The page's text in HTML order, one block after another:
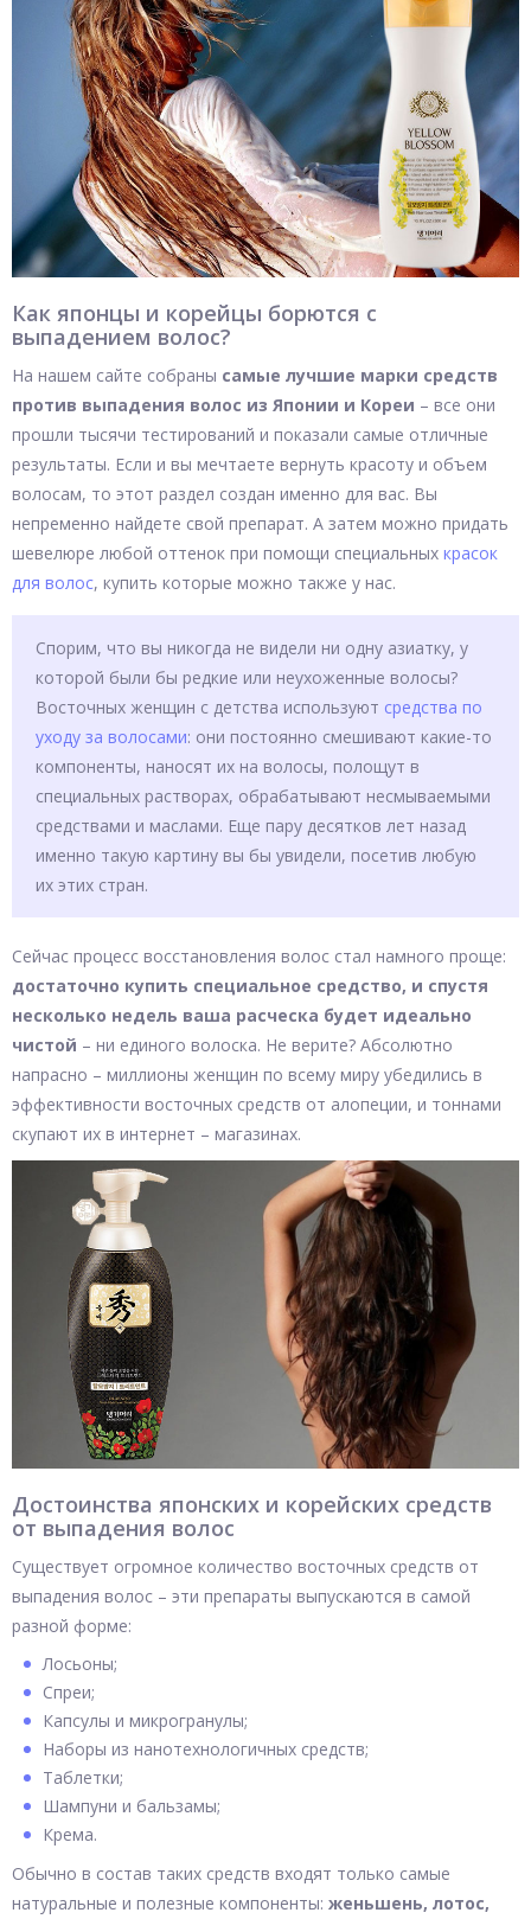
Как японцы и корейцы борются с
выпадением волос?
На нашем сайте собраны самые лучшие марки средств
против выпадения волос из Японии и Кореи – все они
прошли тысячи тестирований и показали самые отличные
результаты. Если и вы мечтаете вернуть красоту и объем
волосам, то этот раздел создан именно для вас. Вы
непременно найдете свой препарат. А затем можно придать
шевелюре любой оттенок при помощи специальных красок
для волос, купить которые можно также у нас.
Спорим, что вы никогда не видели ни одну азиатку, у
которой были бы редкие или неухоженные волосы?
Восточных женщин с детства используют средства по
уходу за волосами: они постоянно смешивают какие-то
компоненты, наносят их на волосы, полощут в
специальных растворах, обрабатывают несмываемыми
средствами и маслами. Еще пару десятков лет назад
именно такую картину вы бы увидели, посетив любую
их этих стран.
Сейчас процесс восстановления волос стал намного проще:
достаточно купить специальное средство, и спустя
несколько недель ваша расческа будет идеально
чистой – ни единого волоска. Не верите? Абсолютно
напрасно – миллионы женщин по всему миру убедились в
эффективности восточных средств от алопеции, и тоннами
скупают их в интернет – магазинах.
Достоинства японских и корейских средств
от выпадения волос
Существует огромное количество восточных средств от
выпадения волос – эти препараты выпускаются в самой
разной форме:
Лосьоны;
Спреи;
Капсулы и микрогранулы;
Наборы из нанотехнологичных средств;
Таблетки;
Шампуни и бальзамы;
Крема.
Обычно в состав таких средств входят только самые
натуральные и полезные компоненты: женьшень, лотос,